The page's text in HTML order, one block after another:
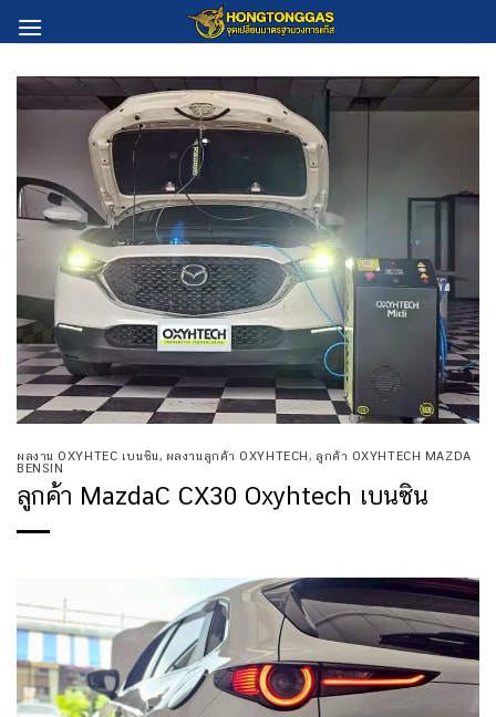
to
ผลงาน OXYHTEC เบนซิน, ผลงานลูกค้า OXYHTECH , ลูกค้า OXYHTECH MAZDA
BENSIN
ลูกค้า MazdaC CX30 Oxyhtech เบนซิน